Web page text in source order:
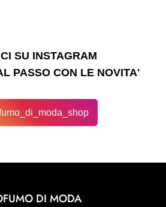
SU INSTAGRAM
PASSO CON LE NOVITA'
DI MODA